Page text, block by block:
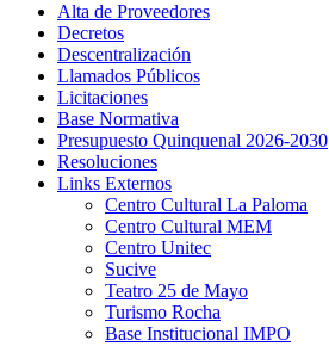
Alta de Proveedores
Decretos
Descentralización
Llamados Públicos
Licitaciones
Base Normativa
Presupuesto Quinquenal 2026-2030
Resoluciones
Links Externos
Centro Cultural La Paloma
Centro Cultural MEM
Centro Unitec
Sucive
Teatro 25 de Mayo
Turismo Rocha
Base Institucional IMPO